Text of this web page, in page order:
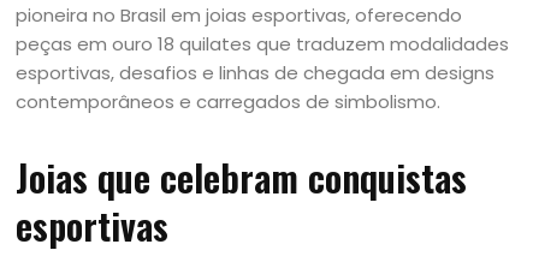
pioneira no Brasil em joias esportivas, oferecendo
peças em ouro 18 quilates que traduzem modalidades
esportivas, desafios e linhas de chegada em designs
contemporâneos e carregados de simbolismo.
Joias que celebram conquistas
esportivas